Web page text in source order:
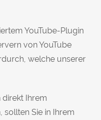
YouTube-Plugin
von YouTube
welche unserer
direkt Ihrem
sollten Sie in Ihrem